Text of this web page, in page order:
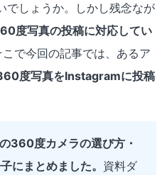
でしょうか。しかし残念なが
度写真の投稿に対応してい
で今回の記事では、あるア
度写真をInstagramに投稿
360度カメラの選び方・
にまとめました。 資料ダ